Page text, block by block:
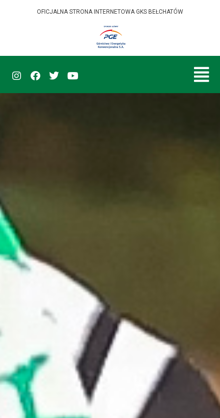
OFICJALNA STRONA INTERNETOWA GKS BEŁCHATÓW